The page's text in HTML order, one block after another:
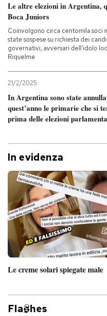
Le altre elezioni in Argentina,
Boca Juniors
Coinvolgono circa centomila soci
state sospese su richiesta dei
governativi, avversari dell'idolo
Riquelme
21/2/2025
In Argentina sono state
quest’anno le primarie che si
prima delle elezioni
In evidenza
Le creme solari spiegate male
Fla hes